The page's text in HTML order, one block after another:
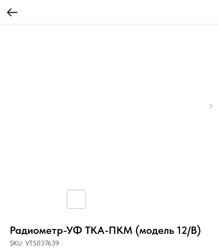
Радиометр-УФ ТКА-ПКМ (модель 12/В)
SKU: УТ5037639